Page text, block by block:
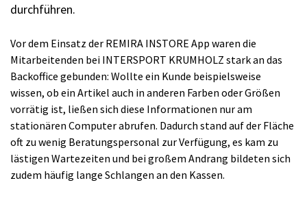
durchführen.
Vor dem Einsatz der REMIRA INSTORE App waren die
Mitarbeitenden bei INTERSPORT KRUMHOLZ stark an das
Backoffice gebunden: Wollte ein Kunde beispielsweise
wissen, ob ein Artikel auch in anderen Farben oder Größen
vorrätig ist, ließen sich diese Informationen nur am
stationären Computer abrufen. Dadurch stand auf der Fläche
oft zu wenig Beratungspersonal zur Verfügung, es kam zu
lästigen Wartezeiten und bei großem Andrang bildeten sich
zudem häufig lange Schlangen an den Kassen.